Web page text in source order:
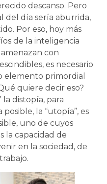
descanso. Pero
del día sería aburrida,
Por eso, hoy más
de la inteligencia
con
es necesario
elemento primordial
quiere decir eso?
distopía, para
la “utopía”, es
uno de cuyos
la capacidad de
en la sociedad, de